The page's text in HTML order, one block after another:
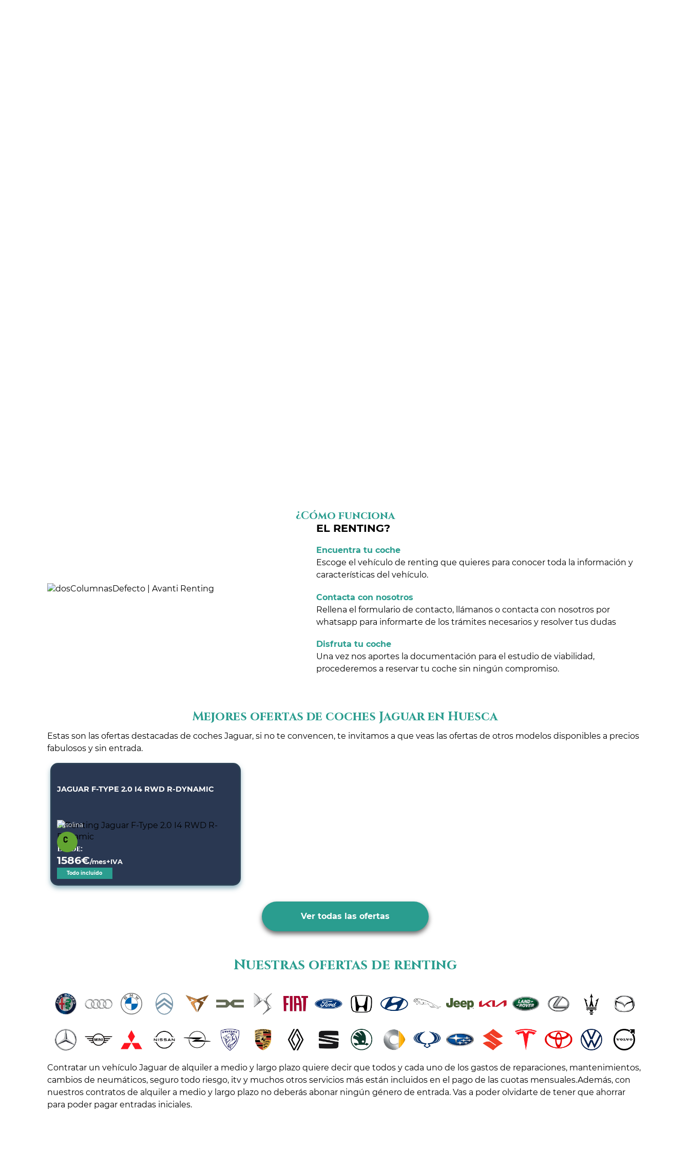
¿Cómo funciona
EL RENTING?
Encuentra tu coche
Escoge el vehículo de renting que quieres para conocer toda la información y
características del vehículo.
Contacta con nosotros
Rellena el formulario de contacto, llámanos o contacta con nosotros por
whatsapp para informarte de los trámites necesarios y resolver tus dudas
Disfruta tu coche
Una vez nos aportes la documentación para el estudio de viabilidad,
procederemos a reservar tu coche sin ningún compromiso.
Mejores ofertas de coches Jaguar en Huesca
Estas son las ofertas destacadas de coches Jaguar, si no te convencen, te invitamos a que veas las ofertas de otros modelos disponibles a precios
fabulosos y sin entrada.
JAGUAR F-TYPE 2.0 I4 RWD R-DYNAMIC
Gasolina
Desde:
1586€/mes+IVA
Todo incluido
Ver todas las ofertas
Nuestras ofertas de renting
Contratar un vehículo Jaguar de alquiler a medio y largo plazo quiere decir que todos y cada uno de los gastos de reparaciones, mantenimientos,
cambios de neumáticos, seguro todo riesgo, itv y muchos otros servicios más están incluidos en el pago de las cuotas mensuales.Además, con
nuestros contratos de alquiler a medio y largo plazo no deberás abonar ningún género de entrada. Vas a poder olvidarte de tener que ahorrar
para poder pagar entradas iniciales.